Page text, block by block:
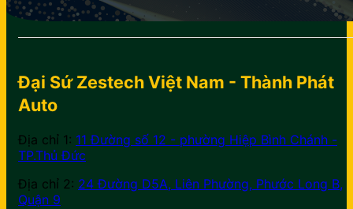
Đại Sứ Zestech Việt Nam - Thành Phát
Auto
Địa chỉ 1: 11 Đường số 12 - phường Hiệp Bình Chánh -
TP.Thủ Đức
Địa chỉ 2: 24 Đường D5A, Liên Phường, Phước Long B,
Quận 9